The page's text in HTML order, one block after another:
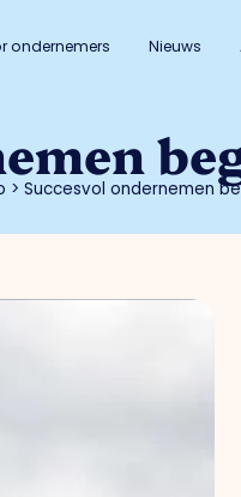
ondernemers Nieuws
>Succesvol ondernemen